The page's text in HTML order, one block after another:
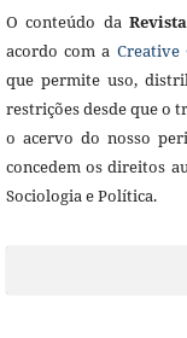
O conteúdo da
acordo com a Creative
que permite uso,
restrições desde que o
o acervo do nosso
concedem os direitos
Sociologia e Política.